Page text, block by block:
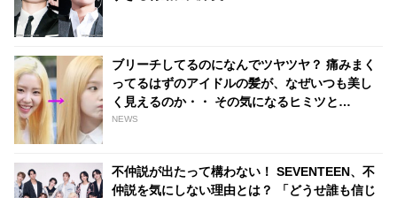
ブリーチしてるのになんでツヤツヤ？ 痛みまく
ってるはずのアイドルの髪が、なぜいつも美し
く見えるのか・・ その気になるヒミツと
は・・？
NEWS
不仲説が出たって構わない！ SEVENTEEN、不
仲説を気にしない理由とは？ 「どうせ誰も信じ